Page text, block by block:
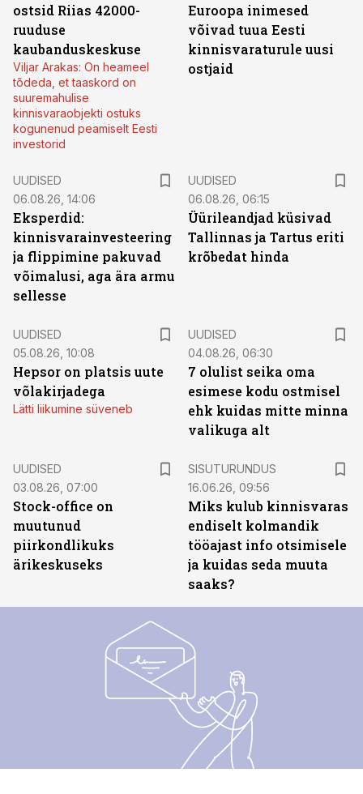
ostsid Riias 42000-
ruuduse
kaubanduskeskuse
Viljar Arakas: On heameel
tõdeda, et taaskord on
suuremahulise
kinnisvaraobjekti ostuks
kogunenud peamiselt Eesti
investorid
Euroopa inimesed
võivad tuua Eesti
kinnisvaraturule uusi
ostjaid
UUDISED
06.08.26, 14:06
Eksperdid:
kinnisvarainvesteering
ja flippimine pakuvad
võimalusi, aga ära armu
sellesse
UUDISED
06.08.26, 06:15
Üürileandjad küsivad
Tallinnas ja Tartus eriti
krõbedat hinda
UUDISED
05.08.26, 10:08
Hepsor on platsis uute
võlakirjadega
Lätti liikumine süveneb
UUDISED
04.08.26, 06:30
7 olulist seika oma
esimese kodu ostmisel
ehk kuidas mitte minna
valikuga alt
UUDISED
03.08.26, 07:00
Stock-office on
muutunud
piirkondlikuks
ärikeskuseks
SISUTURUNDUS
16.06.26, 09:56
Miks kulub kinnisvaras
endiselt kolmandik
tööajast info otsimisele
ja kuidas seda muuta
saaks?